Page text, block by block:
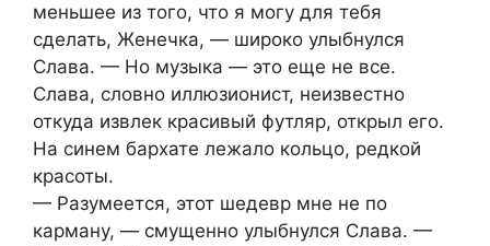
меньшее из того, что я могу для тебя
сделать, Женечка, — широко улыбнулся
Слава. — Но музыка — это еще не все.
Слава, словно иллюзионист, неизвестно
откуда извлек красивый футляр, открыл его.
На синем бархате лежало кольцо, редкой
красоты.
— Разумеется, этот шедевр мне не по
карману, — смущенно улыбнулся Слава. —